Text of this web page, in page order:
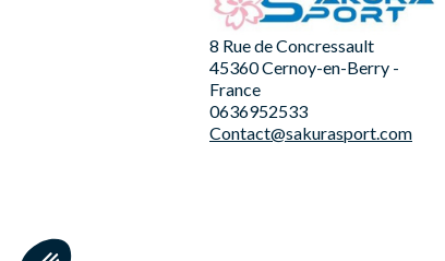
8 Rue de Concressault
45360 Cernoy-en-Berry -
France
0636952533
Contact@sakurasport.com